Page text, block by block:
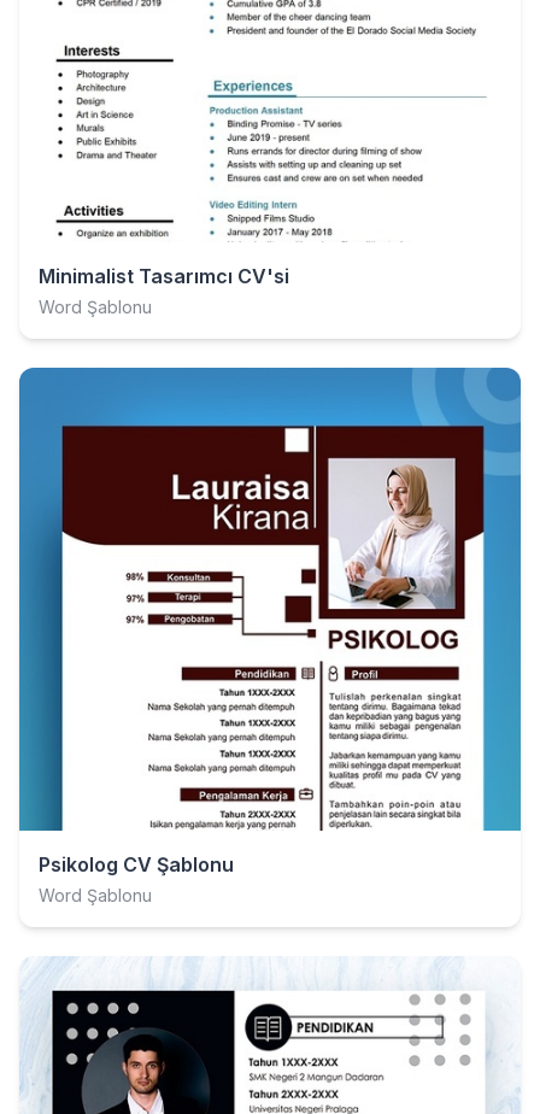
Minimalist Tasarımcı CV'si
Word Şablonu
Psikolog CV Şablonu
Word Şablonu